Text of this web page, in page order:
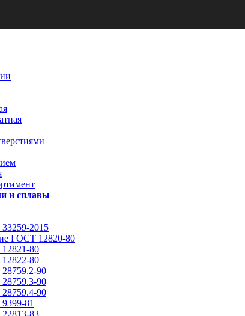
и сплавы
2015
ГОСТ 12820-80
80
80
90
90
90
81
83